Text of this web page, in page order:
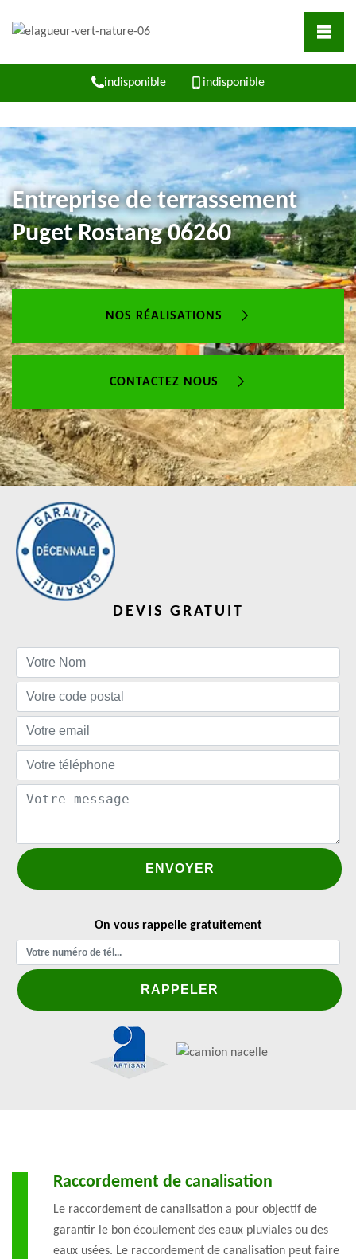
indisponible indisponible
Entreprise de terrassement
Puget Rostang 06260
NOS RÉALISATIONS
CONTACTEZ NOUS
DEVIS GRATUIT
On vous rappelle gratuitement
Raccordement de canalisation
Le raccordement de canalisation a pour objectif de
garantir le bon écoulement des eaux pluviales ou des
eaux usées. Le raccordement de canalisation peut faire